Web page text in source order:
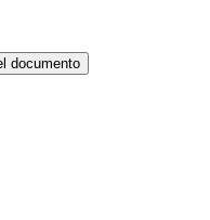
documento